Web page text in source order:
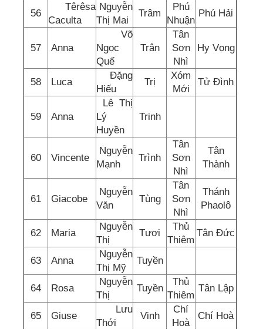
56
Têrêsa
Caculta
Nguyễn
Thị Mai
Trâm
Phú
Nhuận
Phú Hải
57 Anna
Võ
Ngọc
Quế
Trân
Tân
Sơn
Nhì
Hy Vọng
58 Luca
Đặng
Hiếu
Trị
Xóm
Mới
Tử Đình
59 Anna
Lê Thị
Lý
Huyền
Trinh
60 Vincente
Nguyễn
Mạnh
Trình
Tân
Sơn
Nhì
Tân
Thành
61 Giacobe
Nguyễn
Văn
Tùng
Tân
Sơn
Nhì
Thánh
Phaolô
62 Maria
Nguyễn
Thị
Tươi
Thủ
Thiêm
Tân Đức
63 Anna
Nguyễn
Thị Mỹ
Tuyền
64 Rosa
Nguyễn
Thị
Tuyền
Thủ
Thiêm
Tân Lập
65 Giuse
Lưu
Thới
Vinh
Chí
Hoà
Chí Hoà